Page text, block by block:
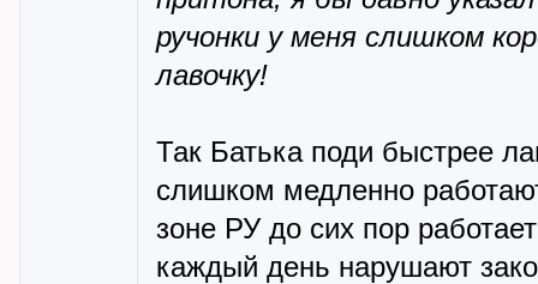
ручонки у меня слишком
лавочку!
Так Батька поди быстрее
слишком медленно
зоне РУ до сих пор
каждый день нарушают